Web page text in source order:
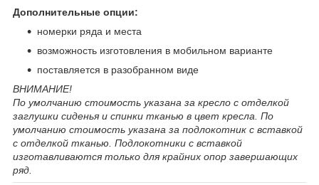
Дополнительные опции:
номерки ряда и места
возможность изготовления в мобильном варианте
поставляется в разобранном виде
ВНИМАНИЕ!
По умолчанию стоимость указана за кресло с отделкой
заглушки сиденья и спинки тканью в цвет кресла. По
умолчанию стоимость указана за подлокотник с вставкой
с отделкой тканью. Подлокотники с вставкой
изготавливаются только для крайних опор завершающих
ряд.